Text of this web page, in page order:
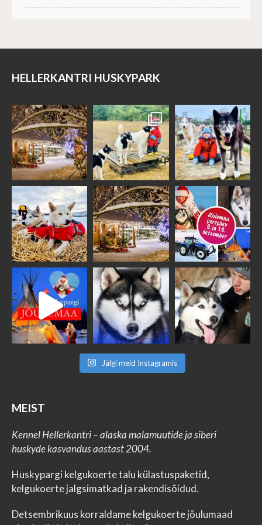
HELLERKANTRI HUSKYPARK
Jälgi meid Instagramis
MEIST
Kennel Hellerkantri – alaska malamuutide ja siberi
huskyde kasvandus aastast 2004.
Huskypargi kelgukoerte talu külastuspaketid,
kelgukoerte jalgsimatkad ja rakendisõidud.
Detsembrikuus korraldame kelgukoerte jõulumaad